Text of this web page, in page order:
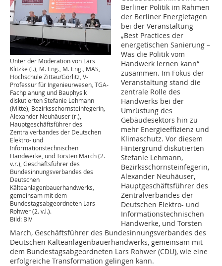
Unter der Moderation von Lars
Klitzke (l.), M. Eng., M. Eng., MAS,
Hochschule Zittau/Görlitz, V-
Professur für Ingenieurwesen, TGA-
Fachplanung und Bauphysik
diskutierten Stefanie Lehmann
(Mitte), Bezirksschornsteinfegerin,
Alexander Neuhäuser (r.),
Hauptgeschäftsführer des
Zentralverbandes der Deutschen
Elektro- und
Informationstechnischen
Handwerke, und Torsten March (2.
v.r.), Geschäftsführer des
Bundesinnungsverbandes des
Deutschen
Kälteanlagenbauerhandwerks,
gemeinsam mit dem
Bundestagsabgeordneten Lars
Rohwer (2. v.l.).
Bild: BIV
Berliner Politik im Rahmen
der Berliner Energietagen
bei der Veranstaltung
„Best Practices der
energetischen Sanierung –
Was die Politik vom
Handwerk lernen kann“
zusammen. Im Fokus der
Veranstaltung stand die
zentrale Rolle des
Handwerks bei der
Umrüstung des
Gebäudesektors hin zu
mehr Energieeffizienz und
Klimaschutz. Vor diesem
Hintergrund diskutierten
Stefanie Lehmann,
Bezirksschornsteinfegerin,
Alexander Neuhäuser,
Hauptgeschäftsführer des
Zentralverbandes der
Deutschen Elektro- und
Informationstechnischen
Handwerke, und Torsten
March, Geschäftsführer des Bundesinnungsverbandes des
Deutschen Kälteanlagenbauerhandwerks, gemeinsam mit
dem Bundestagsabgeordneten Lars Rohwer (CDU), wie eine
erfolgreiche Transformation gelingen kann.